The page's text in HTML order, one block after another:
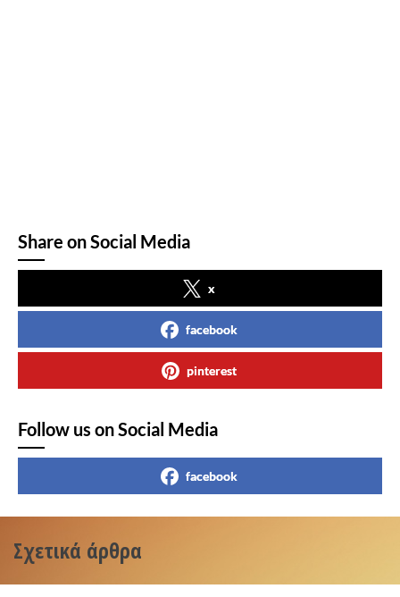
Share on Social Media
x
facebook
pinterest
Follow us on Social Media
facebook
Σχετικά άρθρα